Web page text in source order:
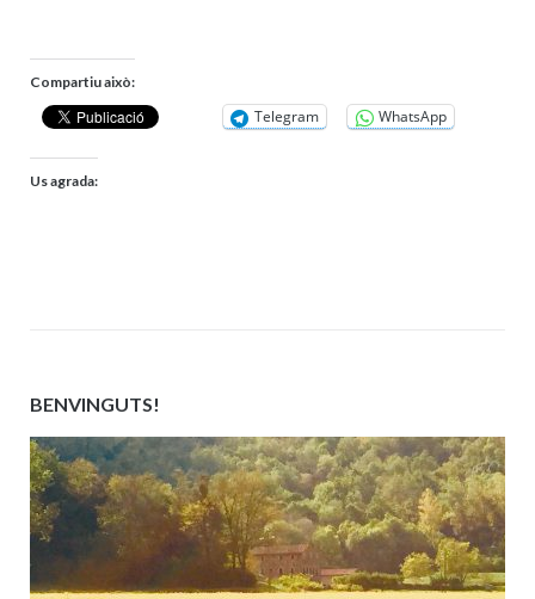
Compartiu això:
Telegram WhatsApp
Us agrada:
BENVINGUTS!